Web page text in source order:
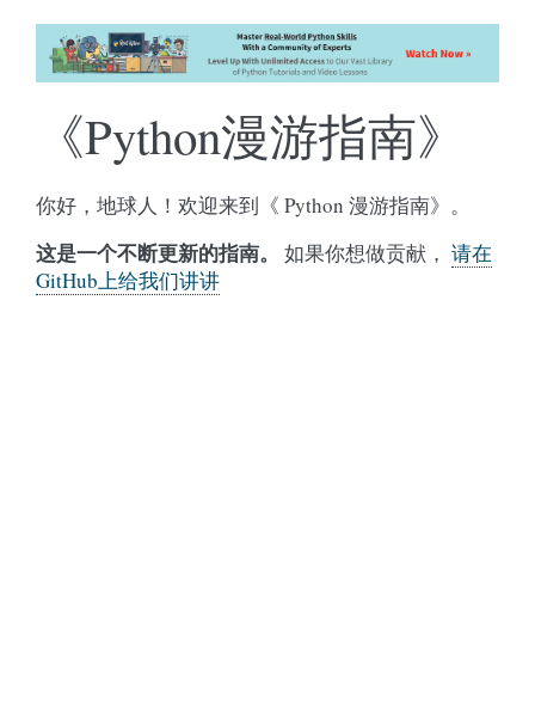
《Python漫游指南》
你好，地球人！欢迎来到《 Python 漫游指南》。
这是一个不断更新的指南。 如果你想做贡献， 请在
GitHub上给我们讲讲